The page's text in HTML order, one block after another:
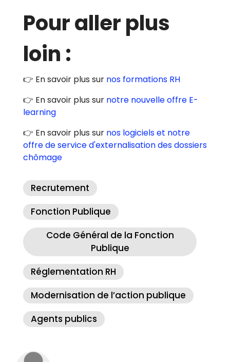
Pour aller plus
loin :
👉 En savoir plus sur nos formations RH
👉 En savoir plus sur notre nouvelle offre E-
learning
👉 En savoir plus sur nos logiciels et notre
offre de service d'externalisation des dossiers
chômage
Recrutement
Fonction Publique
Code Général de la Fonction
Publique
Réglementation RH
Modernisation de l’action publique
Agents publics